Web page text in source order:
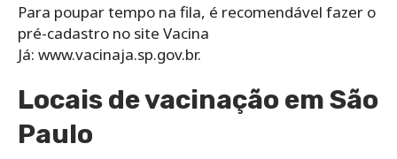
Para poupar tempo na fila, é recomendável fazer o
pré-cadastro no site Vacina
Já: www.vacinaja.sp.gov.br.
Locais de vacinação em São
Paulo